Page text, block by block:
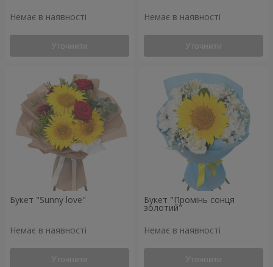
Немає в наявності
Уточнити
Немає в наявності
Уточнити
Букет "Sunny love"
Немає в наявності
Уточнити
Букет "Промінь сонця
золотий"
Немає в наявності
Уточнити